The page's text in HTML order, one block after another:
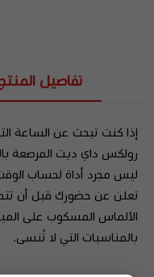
تفاصيل
إذا كنت تبحث عن الساعة
رولكس داي ديت المرصعة
ليس مجرد أداة لحساب
تعلن عن حضورك قبل أن
الألماس المسكوب على
بالمناسبات التي لا تُنسى.